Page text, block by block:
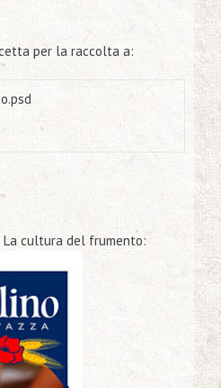
per la raccolta a:
cultura del frumento: